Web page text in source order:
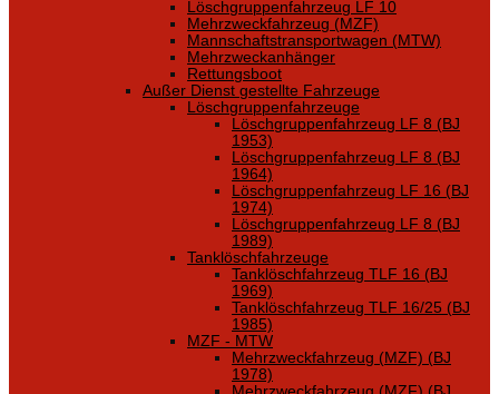
Löschgruppenfahrzeug LF 10
Mehrzweckfahrzeug (MZF)
Mannschaftstransportwagen (MTW)
Mehrzweckanhänger
Rettungsboot
Außer Dienst gestellte Fahrzeuge
Löschgruppenfahrzeuge
Löschgruppenfahrzeug LF 8 (BJ
1953)
Löschgruppenfahrzeug LF 8 (BJ
1964)
Löschgruppenfahrzeug LF 16 (BJ
1974)
Löschgruppenfahrzeug LF 8 (BJ
1989)
Tanklöschfahrzeuge
Tanklöschfahrzeug TLF 16 (BJ
1969)
Tanklöschfahrzeug TLF 16/25 (BJ
1985)
MZF - MTW
Mehrzweckfahrzeug (MZF) (BJ
1978)